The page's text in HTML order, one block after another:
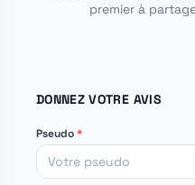
premier à
DONNEZ VOTRE AVIS
Pseudo*